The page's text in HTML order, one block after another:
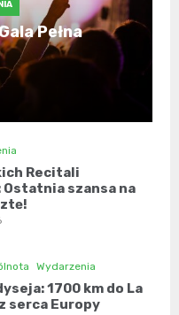
Pełna
Recitali
Ostatnia szansa na
Wydarzenia
1700 km do La
serca Europy